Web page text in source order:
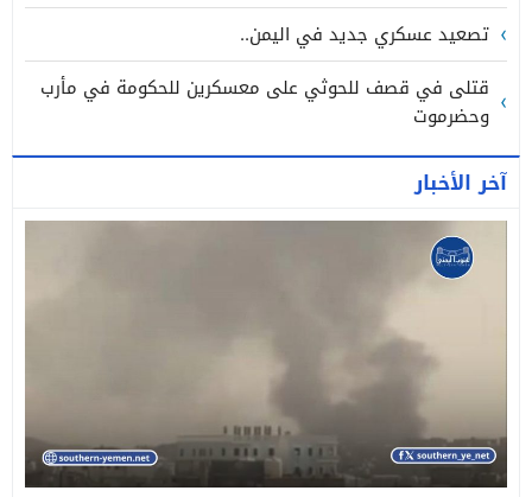
تصعيد عسكري جديد في اليمن..
قتلى في قصف للحوثي على معسكرين للحكومة في مأرب
وحضرموت
آخر الأخبار